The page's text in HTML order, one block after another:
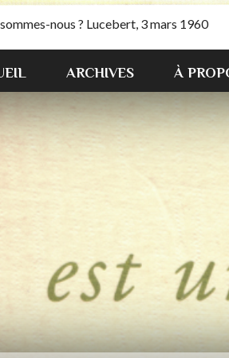
nous ? Lucebert, 3 mars 1960
ARCHIVES À